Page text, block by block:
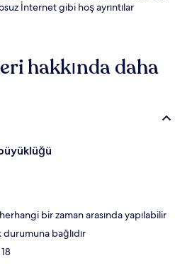
İnternet gibi hoş ayrıntılar
hakkında daha
bir zaman arasında yapılabilir
bağlıdır